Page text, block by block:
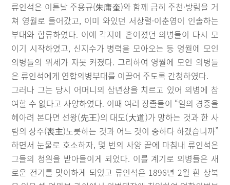
류인석은 이튿날 주용규(朱庸奎)와 함께 급히 주천·방림을 거
쳐 영월로 들어갔고, 이미 와있던 서상렬·이춘영이 인솔하는
부대와 합류하였다. 이에 각지에 흩어졌던 의병들이 다시 모
이기 시작하였고, 신지수가 병력을 모아오는 등 영월에 모인
의병들의 위세가 자못 커졌다. 그리하여 영월에 모인 의병들
은 류인석에게 연합의병부대를 이끌어 주도록 간청하였다.
그러나 그는 당시 어머니의 삼년상을 치르고 있어 의병에 참
여할 수 없다고 사양하였다. 이때 여러 장졸들이 “일의 경중을
헤아려 본다면 선왕(先王)의 대도(大道)가 망하는 것과 한 사
람의 상주(喪主)노릇하는 것과 어느 것이 중하다 하겠습니까”
하면서 눈물로 호소하자, 몇 번의 사양 끝에 마침내 류인석은
그들의 청원을 받아들이게 되었다. 이를 계기로 의병들은 새
로운 전기를 맞이하게 되었고 류인석은 1896년 2월 흰 상복